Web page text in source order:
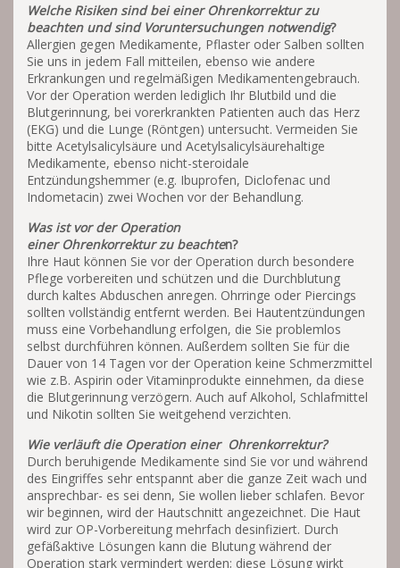
Welche Risiken sind bei einer Ohrenkorrektur zu
beachten und sind Voruntersuchungen notwendig?
Allergien gegen Medikamente, Pflaster oder Salben sollten
Sie uns in jedem Fall mitteilen, ebenso wie andere
Erkrankungen und regelmäßigen Medikamentengebrauch.
Vor der Operation werden lediglich Ihr Blutbild und die
Blutgerinnung, bei vorerkrankten Patienten auch das Herz
(EKG) und die Lunge (Röntgen) untersucht. Vermeiden Sie
bitte Acetylsalicylsäure und Acetylsalicylsäurehaltige
Medikamente, ebenso nicht-steroidale
Entzündungshemmer (e.g. Ibuprofen, Diclofenac und
Indometacin) zwei Wochen vor der Behandlung.
Was ist vor der Operation
einer Ohrenkorrektur zu beachten?
Ihre Haut können Sie vor der Operation durch besondere
Pflege vorbereiten und schützen und die Durchblutung
durch kaltes Abduschen anregen. Ohrringe oder Piercings
sollten vollständig entfernt werden. Bei Hautentzündungen
muss eine Vorbehandlung erfolgen, die Sie problemlos
selbst durchführen können. Außerdem sollten Sie für die
Dauer von 14 Tagen vor der Operation keine Schmerzmittel
wie z.B. Aspirin oder Vitaminprodukte einnehmen, da diese
die Blutgerinnung verzögern. Auch auf Alkohol, Schlafmittel
und Nikotin sollten Sie weitgehend verzichten.
Wie verläuft die Operation einer Ohrenkorrektur?
Durch beruhigende Medikamente sind Sie vor und während
des Eingriffes sehr entspannt aber die ganze Zeit wach und
ansprechbar- es sei denn, Sie wollen lieber schlafen. Bevor
wir beginnen, wird der Hautschnitt angezeichnet. Die Haut
wird zur OP-Vorbereitung mehrfach desinfiziert. Durch
gefäßaktive Lösungen kann die Blutung während der
Operation stark vermindert werden; diese Lösung wirkt